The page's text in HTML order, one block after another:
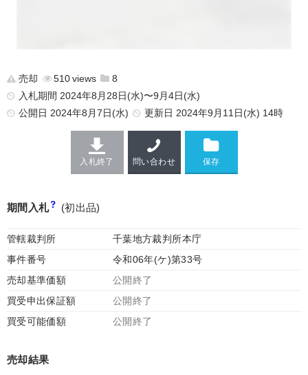
売却 510
8
入札期間 2024年8月28日(水)〜9月4日(水)
公開日 2024年8月7日(水) 更新日 2024年9月11日(水) 14時
入札終了 問い合わせ
期間入札 (初出品)
管轄裁判所
千葉地方裁判所本庁
事件番号
令和06年(ケ)第33号
売却基準価額
公開終了
買受申出保証額
公開終了
買受可能価額
公開終了
売却結果